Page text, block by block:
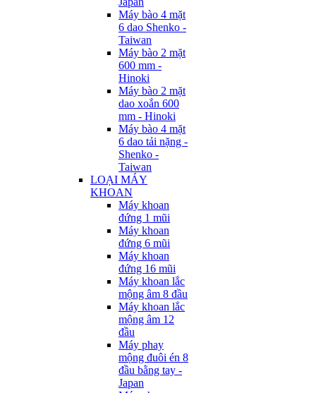
Máy bào 4 mặt
6 dao Shenko -
Taiwan
Máy bào 2 mặt
600 mm -
Hinoki
Máy bào 2 mặt
dao xoắn 600
mm - Hinoki
Máy bào 4 mặt
6 dao tải nặng -
Shenko -
Taiwan
LOẠI MÁY
KHOAN
Máy khoan
đứng 1 mũi
Máy khoan
đứng 6 mũi
Máy khoan
đứng 16 mũi
Máy khoan lắc
mộng âm 8 đầu
Máy khoan lắc
mộng âm 12
đầu
Máy phay
mộng đuôi én 8
đầu bằng tay -
Japan